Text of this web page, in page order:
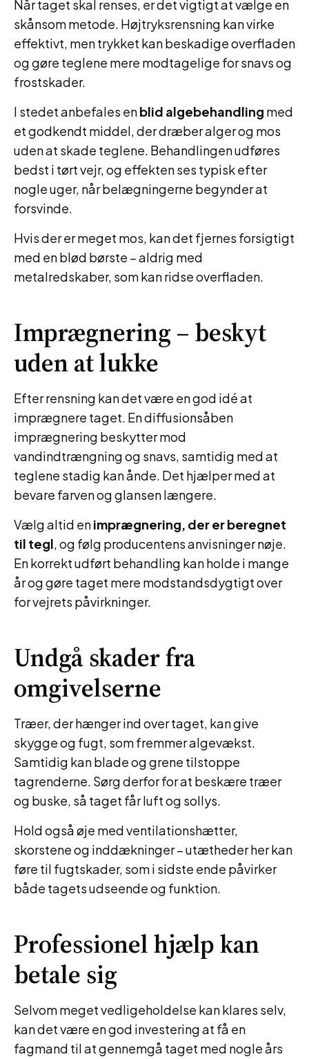
Når taget skal renses, er det vigtigt at vælge en
skånsom metode. Højtryksrensning kan virke
effektivt, men trykket kan beskadige overfladen
og gøre teglene mere modtagelige for snavs og
frostskader.
I stedet anbefales enblid algebehandling med
et godkendt middel, der dræber alger og mos
uden at skade teglene. Behandlingen udføres
bedst i tørt vejr, og effekten ses typisk efter
nogle uger, når belægningerne begynder at
forsvinde.
Hvis der er meget mos, kan det fjernes forsigtigt
med en blød børste – aldrig med
metalredskaber, som kan ridse overfladen.
Imprægnering – beskyt
uden at lukke
Efter rensning kan det være en god idé at
imprægnere taget. En diffusionsåben
imprægnering beskytter mod
vandindtrængning og snavs, samtidig med at
teglene stadig kan ånde. Det hjælper med at
bevare farven og glansen længere.
Vælg altid enimprægnering, der er beregnet
til tegl, og følg producentens anvisninger nøje.
En korrekt udført behandling kan holde i mange
år og gøre taget mere modstandsdygtigt over
for vejrets påvirkninger.
Undgå skader fra
omgivelserne
Træer, der hænger ind over taget, kan give
skygge og fugt, som fremmer algevækst.
Samtidig kan blade og grene tilstoppe
tagrenderne. Sørg derfor for at beskære træer
og buske, så taget får luft og sollys.
Hold også øje med ventilationshætter,
skorstene og inddækninger – utætheder her kan
føre til fugtskader, som i sidste ende påvirker
både tagets udseende og funktion.
Professionel hjælp kan
betale sig
Selvom meget vedligeholdelse kan klares selv,
kan det være en god investering at få en
fagmand til at gennemgå taget med nogle års